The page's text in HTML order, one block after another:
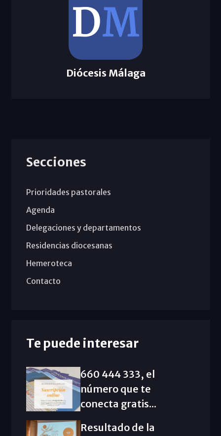
Diócesis Málaga
Secciones
Prioridades pastorales
Agenda
Delegaciones y departamentos
Residencias diocesanas
Hemeroteca
Contacto
Te puede interesar
660 444 333, el
número que te
conecta gratis...
Resultado de la